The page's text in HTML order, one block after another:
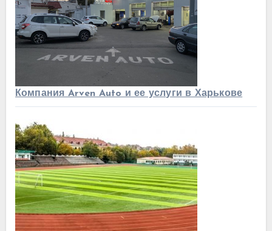
Компания Arven Auto и ее услуги в Харькове